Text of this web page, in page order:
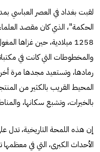
لقبت بغداد في العصر العباسي
الحكمة"، الذي كان مقصد
1258 ميلادية، حين غزاها
والمخطوطات التي كانت في
رمادها، وتستعيد مجدها مرة
المحيط القريب بالكثير من
بالخيرات، وتشبع سكانها،
إن هذه اللمحة التاريخية، تدل
الأحداث الكبرى، التي في